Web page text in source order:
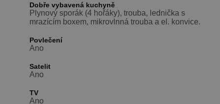
Dobře vybavená kuchyně
Plynový sporák (4 hořáky), trouba, lednička s
mrazícím boxem, mikrovlnná trouba a el. konvice.
Povlečení
Ano
Satelit
Ano
TV
Ano